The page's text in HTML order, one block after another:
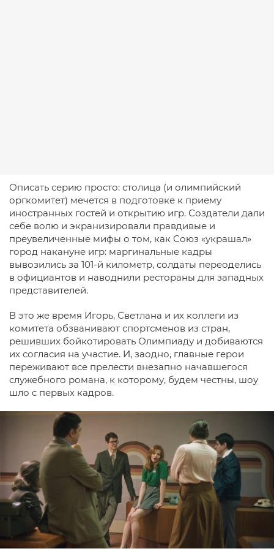
Описать серию просто: столица (и олимпийский
оргкомитет) мечется в подготовке к приему
иностранных гостей и открытию игр. Создатели дали
себе волю и экранизировали правдивые и
преувеличенные мифы о том, как Союз «украшал»
город накануне игр: маргинальные кадры
вывозились за 101-й километр, солдаты переоделись
в официантов и наводнили рестораны для западных
представителей.
В это же время Игорь, Светлана и их коллеги из
комитета обзванивают спортсменов из стран,
решивших бойкотировать Олимпиаду и добиваются
их согласия на участие. И, заодно, главные герои
переживают все прелести внезапно начавшегося
служебного романа, к которому, будем честны, шоу
шло с первых кадров.